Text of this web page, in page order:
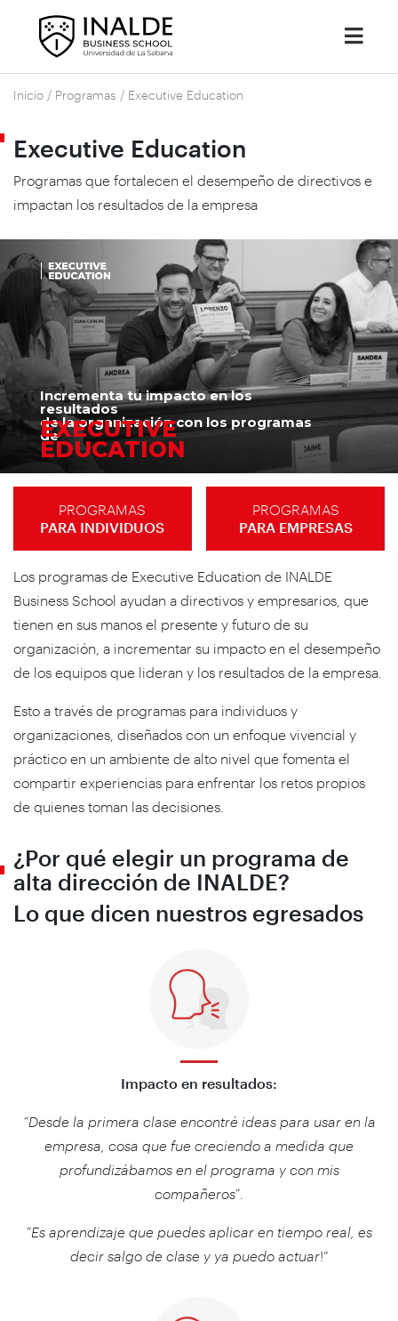
Inicio / Programas / Executive Education
Executive Education
Programas que fortalecen el desempeño de directivos e
impactan los resultados de la empresa
Incrementa tu impacto en los
resultados
de la organización con los programas
de
EXECUTIVE
EDUCATION
PROGRAMAS
PARA INDIVIDUOS
PROGRAMAS
PARA EMPRESAS
Los programas de Executive Education de INALDE
Business School ayudan a directivos y empresarios, que
tienen en sus manos el presente y futuro de su
organización, a incrementar su impacto en el desempeño
de los equipos que lideran y los resultados de la empresa.
Esto a través de programas para individuos y
organizaciones, diseñados con un enfoque vivencial y
práctico en un ambiente de alto nivel que fomenta el
compartir experiencias para enfrentar los retos propios
de quienes toman las decisiones.
¿Por qué elegir un programa de
alta dirección de INALDE?
Lo que dicen nuestros egresados
Impacto en resultados:
“Desde la primera clase encontré ideas para usar en la
empresa, cosa que fue creciendo a medida que
profundizábamos en el programa y con mis
compañeros”
“Es aprendizaje que puedes aplicar en tiempo real, es
decir salgo de clase y ya puedo actuar!”